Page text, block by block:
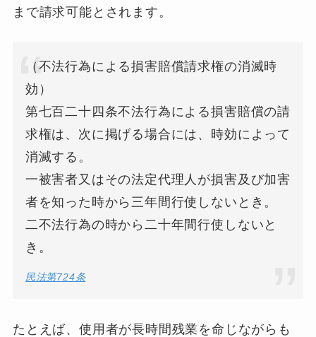
まで請求可能とされます。
（不法行為による損害賠償請求権の消滅時
効）
第七百二十四条不法行為による損害賠償の請
求権は、次に掲げる場合には、時効によって
消滅する。
一被害者又はその法定代理人が損害及び加害
者を知った時から三年間行使しないとき。
二不法行為の時から二十年間行使しないと
き。
民法第724条
たとえば、使用者が長時間残業を命じながらも